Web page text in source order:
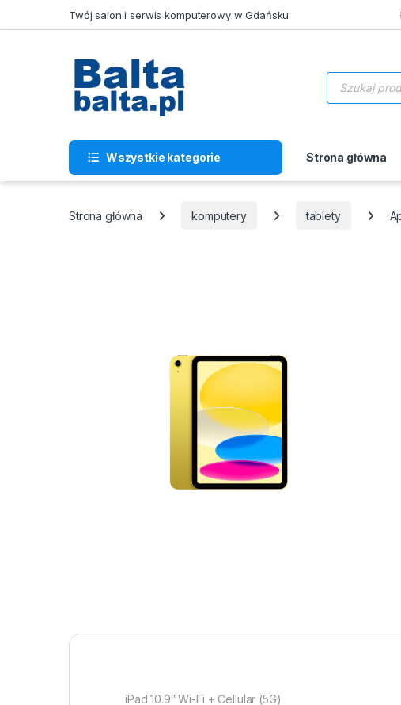
Skip to navigationTwój salon i serwis komputerowy w Gdańsku
Wszystkie kategorie Strona główna
Strona główna komputery tablety
iPad 10.9″ Wi-Fi + Cellular (5G)